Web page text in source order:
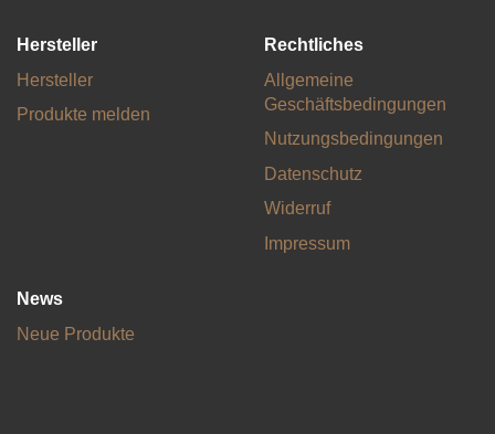
Hersteller
Hersteller
Produkte melden
Rechtliches
Allgemeine
Geschäftsbedingungen
Nutzungsbedingungen
Datenschutz
Widerruf
Impressum
News
Neue Produkte